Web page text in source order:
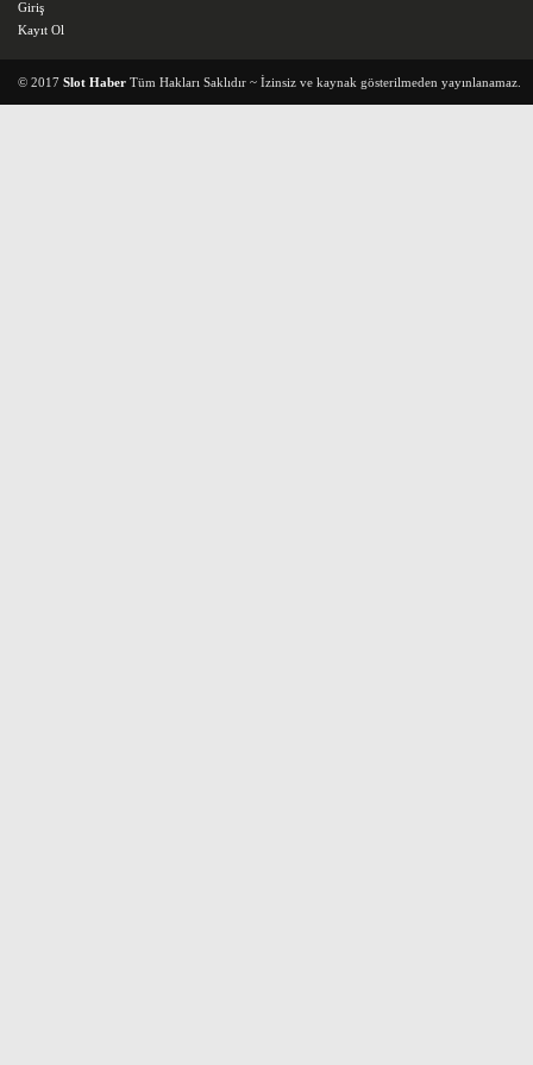
Giriş
Kayıt Ol
© 2017 Slot Haber Tüm Hakları Saklıdır ~ İzinsiz ve kaynak gösterilmeden yayınlanamaz.